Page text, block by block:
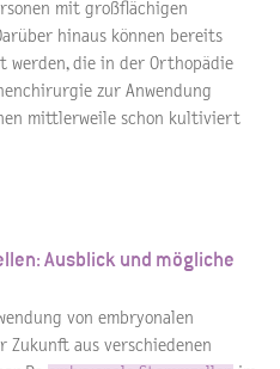
mit großflächigen
hinaus können bereits
werden, die in der Orthopädie
zur Anwendung
mittlerweile schon kultiviert
Ausblick und mögliche
von embryonalen
Zukunft aus verschiedenen